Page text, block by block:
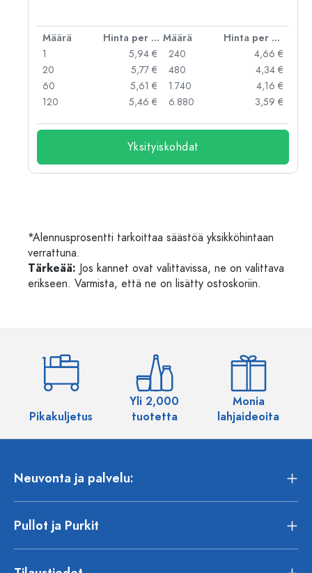
Määrä Hinta per kpl Määrä
Hinta per kpl
1
5,94 €
20
5,77 €
60
5,61 €
120
5,46 €
240
4,66 €
480
4,34 €
1.740
4,16 €
6.880
3,59 €
Yksityiskohdat
*Alennusprosentti tarkoittaa säästöä yksikköhintaan
verrattuna.
Tärkeää: Jos kannet ovat valittavissa, ne on valittava
erikseen. Varmista, että ne on lisätty ostoskoriin.
Pikakuljetus
Yli 2,000
tuotetta
Monia
lahjaideoita
Neuvonta ja palvelu:
Pullot ja Purkit